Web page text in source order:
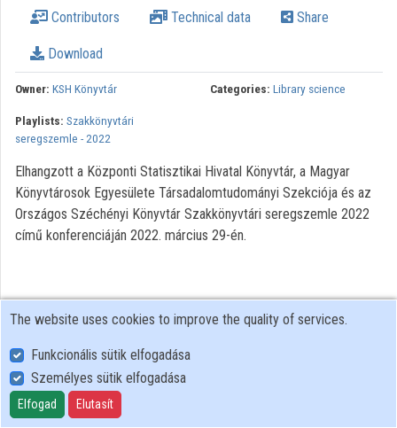
Organization playlists
Contributors Technical data Share
Download
Owner: KSH Könyvtár Categories: Library science
Playlists: Szakkönyvtári
seregszemle - 2022
Elhangzott a Központi Statisztikai Hivatal Könyvtár, a Magyar
Könyvtárosok Egyesülete Társadalomtudományi Szekciója és az
Országos Széchényi Könyvtár Szakkönyvtári seregszemle 2022
című konferenciáján 2022. március 29-én.
User Policy
Adatkezelési tájékoztató (en)
Cookie Policy
The website uses cookies to improve the quality of services.
Funkcionális sütik elfogadása
Személyes sütik elfogadása
Elfogad Elutasít